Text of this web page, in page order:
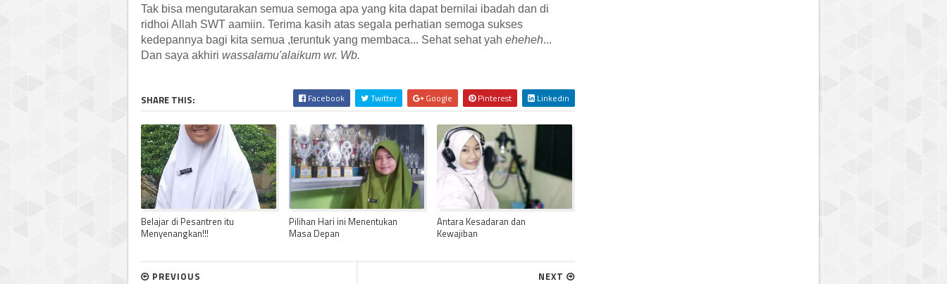
Tak bisa mengutarakan semua semoga apa yang kita dapat bernilai ibadah dan di
ridhoi Allah SWT aamiin. Terima kasih atas segala perhatian semoga sukses
kedepannya bagi kita semua ,teruntuk yang membaca... Sehat sehat yah eheheh...
Dan saya akhiri wassalamu'alaikum wr. Wb.
SHARE THIS: Facebook Twitter Google Pinterest Linkedin
Belajar di Pesantren itu
Menyenangkan!!!
Pilihan Hari ini Menentukan
Masa Depan
Antara Kesadaran dan
Kewajiban
NEXT
PREVIOUS